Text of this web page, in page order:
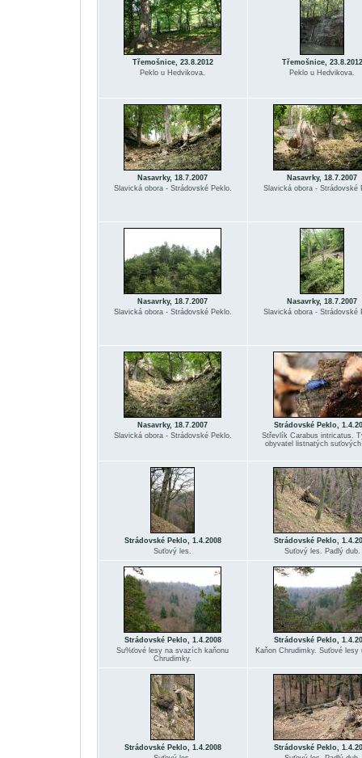
Třemošnice, 23.8.2012
Peklo u Hedvikova.
Třemošnice, 23.8.2012
Peklo u Hedvikova.
Nasavrky, 18.7.2007
Slavická obora - Strádovské Peklo.
Nasavrky, 18.7.2007
Slavická obora - Strádovské
Nasavrky, 18.7.2007
Slavická obora - Strádovské Peklo.
Nasavrky, 18.7.2007
Slavická obora - Strádovské
Nasavrky, 18.7.2007
Slavická obora - Strádovské Peklo.
Strádovské Peklo,
Střevlík Carabus intricatus.
obyvatel listnatých
Strádovské Peklo, 1.4.2008
Suťový les.
Strádovské Peklo,
Suťový les. Padlý dub.
Strádovské Peklo, 1.4.2008
Su%ťové lesy na svazích kaňonu
Chrudimky.
Strádovské Peklo,
Kaňon Chrudimky. Suťové lesy
Strádovské Peklo, 1.4.2008
Strádovské Peklo,